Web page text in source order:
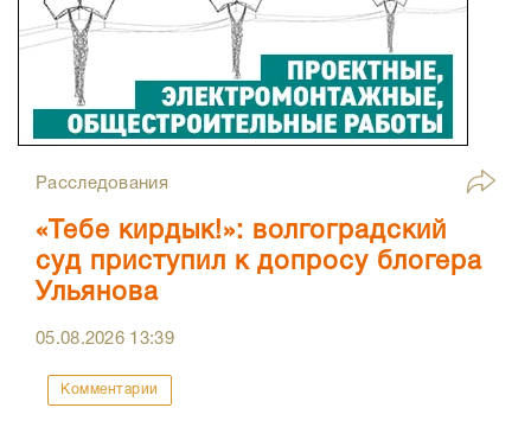
Расследования
«Тебе кирдык!»: волгоградский
суд приступил к допросу блогера
Ульянова
05.08.2026 13:39
Комментарии